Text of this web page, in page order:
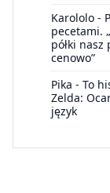
Karololo -
pecetami.
półki
cenowo”
Pika - To
Zelda:
język